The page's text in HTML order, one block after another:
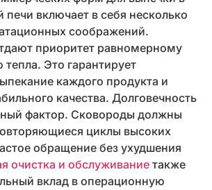
включает в себя несколько
соображений.
приоритет равномерному
Это гарантирует
каждого продукта и
качества. Долговечность
фактор. Сковороды должны
циклы высоких
обращение без ухудшения
очистка и обслуживание также
вклад в операционную